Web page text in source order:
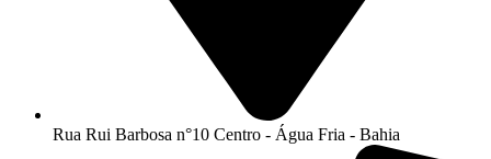
Rua Rui Barbosa n°10 Centro - Água Fria - Bahia